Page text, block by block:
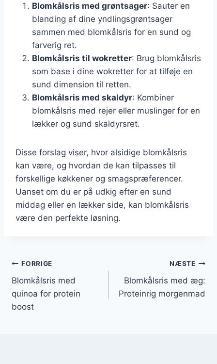
Blomkålsris med grøntsager: Sauter en
blanding af dine yndlingsgrøntsager
sammen med blomkålsris for en sund og
farverig ret.
Blomkålsris til wokretter: Brug blomkålsris
som base i dine wokretter for at tilføje en
sund dimension til retten.
Blomkålsris med skaldyr: Kombiner
blomkålsris med rejer eller muslinger for en
lækker og sund skaldyrsret.
Disse forslag viser, hvor alsidige blomkålsris
kan være, og hvordan de kan tilpasses til
forskellige køkkener og smagspræferencer.
Uanset om du er på udkig efter en sund
middag eller en lækker side, kan blomkålsris
være den perfekte løsning.
Indlægsnavigation
FORRIGE
Blomkålsris med
quinoa for protein
boost
NÆSTE
Blomkålsris med æg:
Proteinrig morgenmad